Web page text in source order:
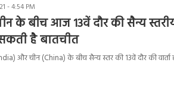
- 4:54 PM
के बीच आज 13वें दौर की सैन्य स्तरीय
सकती है बातचीत
और चीन (China) के बीच सैन्य स्तर की 13वें दौर की